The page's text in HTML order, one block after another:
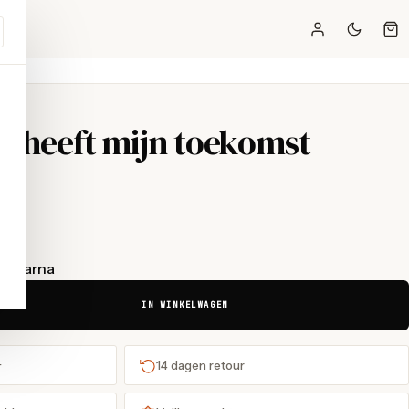
heeft mijn toekomst
Klarna
IN WINKELWAGEN
14 dagen retour